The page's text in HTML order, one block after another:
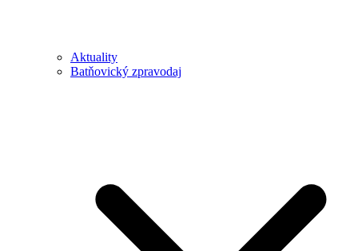
Aktuality
Batňovický zpravodaj